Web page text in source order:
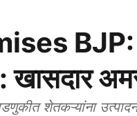
BJP:
: खासदार
शेतकऱ्यांना